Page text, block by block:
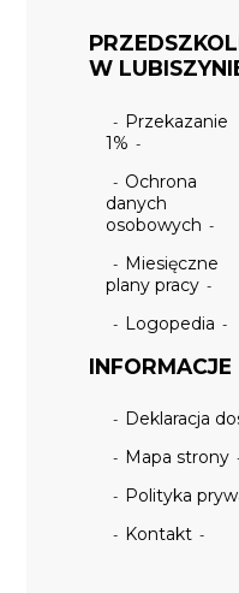
W
Przekazanie
1%
Ochrona
danych
osobowych
Miesięczne
plany pracy
Logopedia
INFORMACJE
Deklaracja
Mapa strony
Polityka
Kontakt